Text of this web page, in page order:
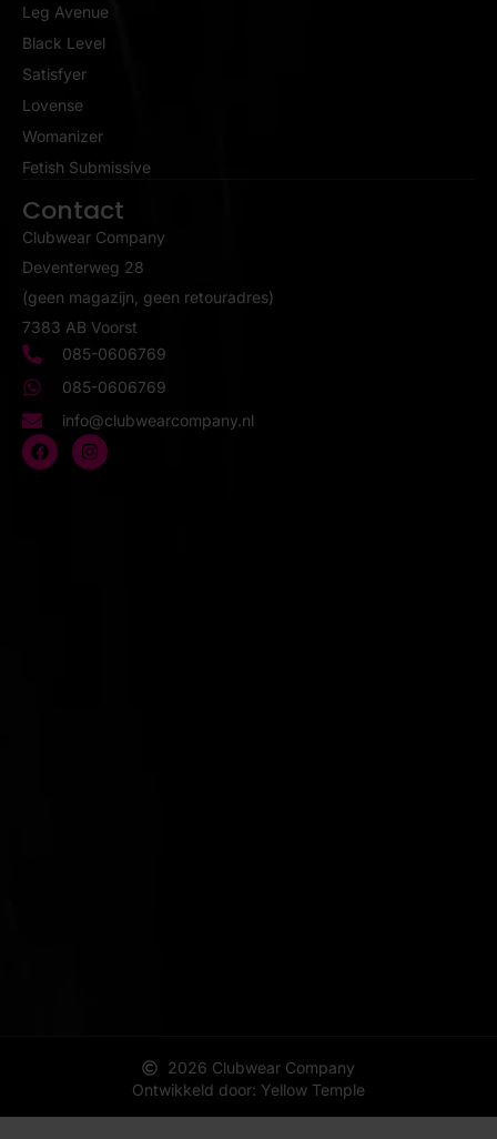
Leg Avenue
Black Level
Satisfyer
Lovense
Womanizer
Fetish Submissive
Contact
Clubwear Company
Deventerweg 28
(geen magazijn, geen retouradres)
7383 AB Voorst
085-0606769
085-0606769
info@clubwearcompany.nl
2026 Clubwear Company
Ontwikkeld door: Yellow Temple